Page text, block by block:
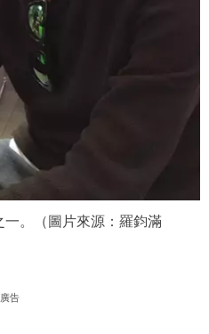
。（圖片來源：羅鈞滿
廣告